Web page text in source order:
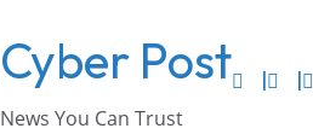
Cyber Post
News You Can Trust